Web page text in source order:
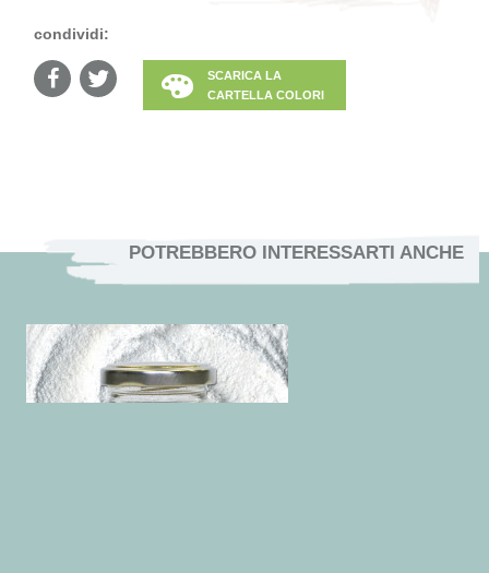
condividi:
SCARICA LA
CARTELLA COLORI
POTREBBERO INTERESSARTI ANCHE